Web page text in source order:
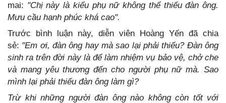
mai: "Chị này là kiểu phụ nữ không thể thiếu đàn ông.
Mưu cầu hạnh phúc khá cao".
Trước bình luận này, diễn viên Hoàng Yến đã chia
sẻ: "Em ơi, đàn ông hay mà sao lại phải thiếu? Đàn ông
sinh ra trên đời này là để làm nhiệm vụ bảo vệ, chở che
và mang yêu thương đến cho người phụ nữ mà. Sao
mình lại phải thiếu đàn ông làm gì?
Trừ khi những người đàn ông nào không còn tốt với